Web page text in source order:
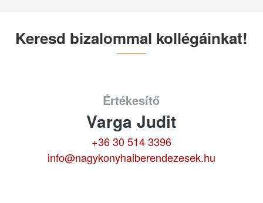
Keresd bizalommal kollégáinkat!
Értékesítő
Varga Judit
+36 30 514 3396
info@nagykonyhaiberendezesek.hu